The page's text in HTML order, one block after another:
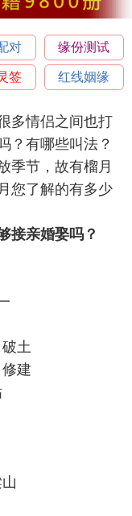
对 缘份测试
签 红线姻缘
多情侣之间也打
？有哪些叫法？
季节，故有榴月
您了解的有多少
接亲婚娶吗？
土
建